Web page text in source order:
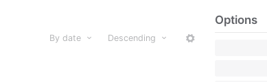
Options
By date Descending